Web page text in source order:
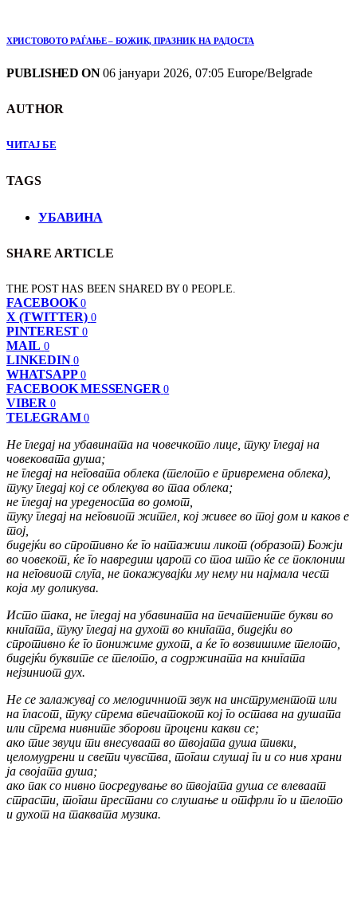
ХРИСТОВОТО РАЃАЊЕ – БОЖИК, ПРАЗНИК НА РАДОСТА
PUBLISHED ON06 јануари 2026, 07:05 Europe/Belgrade
AUTHOR
ЧИТАЈ БЕ
TAGS
УБАВИНА
SHARE ARTICLE
THE POST HAS BEEN SHARED BY0 PEOPLE.
FACEBOOK 0
X (TWITTER) 0
PINTEREST 0
MAIL 0
LINKEDIN 0
WHATSAPP 0
FACEBOOK MESSENGER 0
VIBER 0
TELEGRAM 0
He гледај на убавината на човечкото лице, туку гледај на
човековата душа;
не гледај на неговата облека (телото е привремена облека),
туку гледај кој се облекува во таа облека;
не гледај на уреденоста во домот,
туку гледај на неговиот жител, кој живее во тој дом и каков е
тој,
бидејќи во спротивно ќе го натажиш ликот (образот) Божји
во човекот, ќе го навредиш царот co тоа што ќе се поклониш
на неговиот слуга, не покажувајќи му нему ни најмала чест
која му доликува.
Исто така, не гледај на убавината на печатените букви во
книгата, туку гледај на духот во книгата, бидејќи во
спротивно ќе го понижиме духот, а ќе го возвишиме телото,
бидејќи буквите се телото, а содржината на книгата
нејзиниот дух.
He ce залажувај co мелодичниот звук на инструментот или
на гласот, туку спрема впечатокот кој го остава на душата
или спрема нивните зборови процени какви се;
ако тие звуци ти внесуваат во твојата душа тивки,
целомудрени и свети чувства, тогаш слушај ги и co нив храни
ja својата душа;
ако пак co нивно посредување во твојата душа се влеваат
страсти, тогаш престани co слушање и отфрли го и телото
и духот на таквата музика.